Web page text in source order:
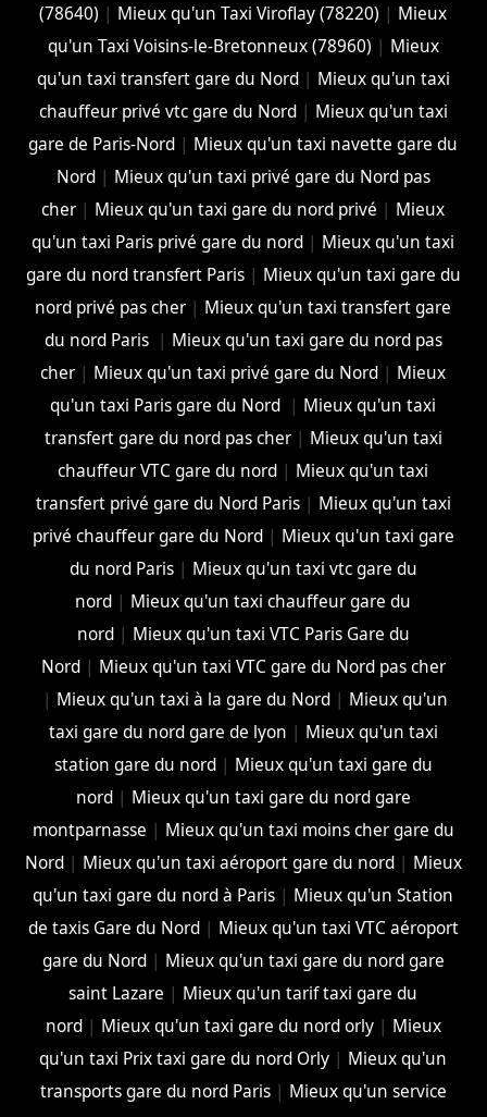
(78640) | Mieux qu'un Taxi Viroflay (78220) | Mieux
qu'un Taxi Voisins-le-Bretonneux (78960) | Mieux
qu'un taxi transfert gare du Nord| Mieux qu'un taxi
chauffeur privé vtc gare du Nord| Mieux qu'un taxi
gare de Paris-Nord | Mieux qu'un taxi navette gare du
Nord| Mieux qu'un taxi privé gare du Nord pas
cher | Mieux qu'un taxi gare du nord privé | Mieux
qu'un taxi Paris privé gare du nord | Mieux qu'un taxi
gare du nord transfert Paris| Mieux qu'un taxi gare du
nord privé pas cher | Mieux qu'un taxi transfert gare
du nord Paris | Mieux qu'un taxi gare du nord pas
cher | Mieux qu'un taxi privé gare du Nord | Mieux
qu'un taxi Paris gare du Nord | Mieux qu'un taxi
transfert gare du nord pas cher| Mieux qu'un taxi
chauffeur VTC gare du nord | Mieux qu'un taxi
transfert privé gare du Nord Paris| Mieux qu'un taxi
privé chauffeur gare du Nord| Mieux qu'un taxi gare
du nord Paris| Mieux qu'un taxi vtc gare du
nord | Mieux qu'un taxi chauffeur gare du
nord| Mieux qu'un taxi VTC Paris Gare du
Nord| Mieux qu'un taxi VTC gare du Nord pas cher
| Mieux qu'un taxi à la gare du Nord | Mieux qu'un
taxi gare du nord gare de lyon | Mieux qu'un taxi
station gare du nord| Mieux qu'un taxi gare du
nord| Mieux qu'un taxi gare du nord gare
montparnasse | Mieux qu'un taxi moins cher gare du
Nord| Mieux qu'un taxi aéroport gare du nord| Mieux
qu'un taxi gare du nord à Paris | Mieux qu'un Station
de taxis Gare du Nord| Mieux qu'un taxi VTC aéroport
gare du Nord| Mieux qu'un taxi gare du nord gare
saint Lazare | Mieux qu'un tarif taxi gare du
nord| Mieux qu'un taxi gare du nord orly| Mieux
qu'un taxi Prix taxi gare du nord Orly | Mieux qu'un
transports gare du nord Paris| Mieux qu'un service